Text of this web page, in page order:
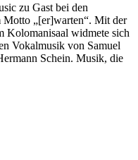
zu Gast bei den
Motto „[er]warten“. Mit der
Kolomanisaal widmete sich
Vokalmusik von Samuel
Schein. Musik, die